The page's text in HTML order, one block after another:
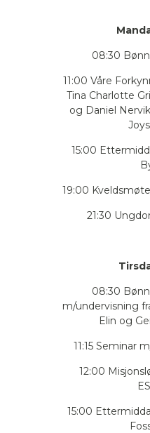
08:30
11:00 Våre
Tina Charlotte
og Daniel
15:00
19:00
21:30
08:30
m/undervisning
Elin og
11:15 Seminar
12:00
15:00